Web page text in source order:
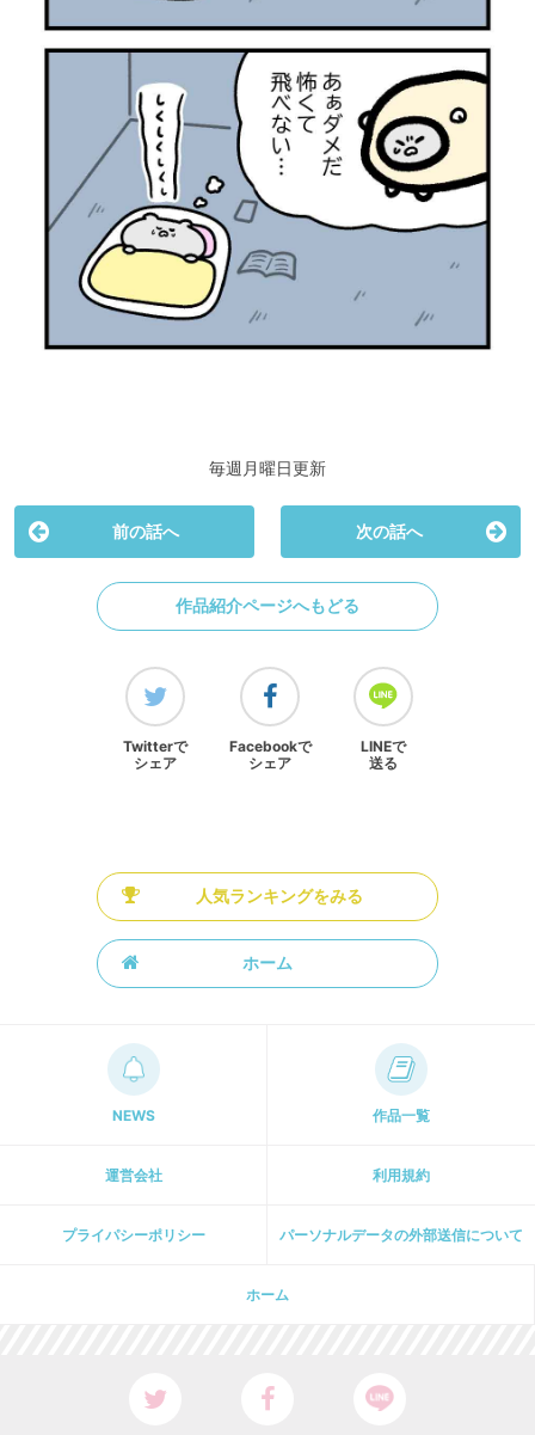
毎週月曜日更新
前の話へ 次の話へ
作品紹介ページへもどる
Twitterで
シェア
Facebookで
シェア
LINEで
送る
人気ランキングをみる
ホーム
NEWS 作品一覧
運営会社 利用規約
プライパシーポリシー パーソナルデータの外部送信について
ホーム